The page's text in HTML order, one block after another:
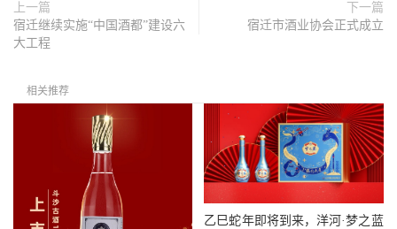
上一篇
宿迁继续实施“中国酒都”建设六
大工程
下一篇
宿迁市酒业协会正式成立
相关推荐
乙巳蛇年即将到来，洋河·梦之蓝